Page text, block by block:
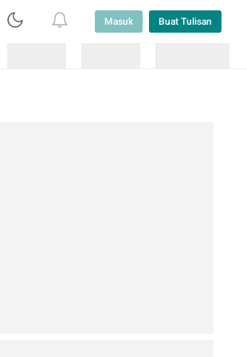
Masuk Buat Tulisan